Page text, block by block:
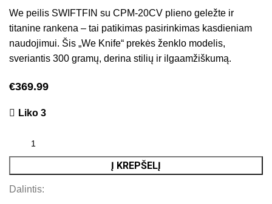
We peilis SWIFTFIN su CPM-20CV plieno geležte ir
titanine rankena – tai patikimas pasirinkimas kasdieniam
naudojimui. Šis „We Knife“ prekės ženklo modelis,
sveriantis 300 gramų, derina stilių ir ilgaamžiškumą.
€369.99
Liko 3
Į KREPŠELĮ
Dalintis: